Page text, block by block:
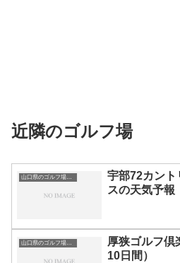
近隣のゴルフ場
山口県のゴルフ場一覧｜距離が長い・広いゴルフ場ランキング
宇部72カント
スの天気予報
山口県のゴルフ場一覧｜距離が長い・広いゴルフ場ランキング
厚狭ゴルフ倶
10日間）